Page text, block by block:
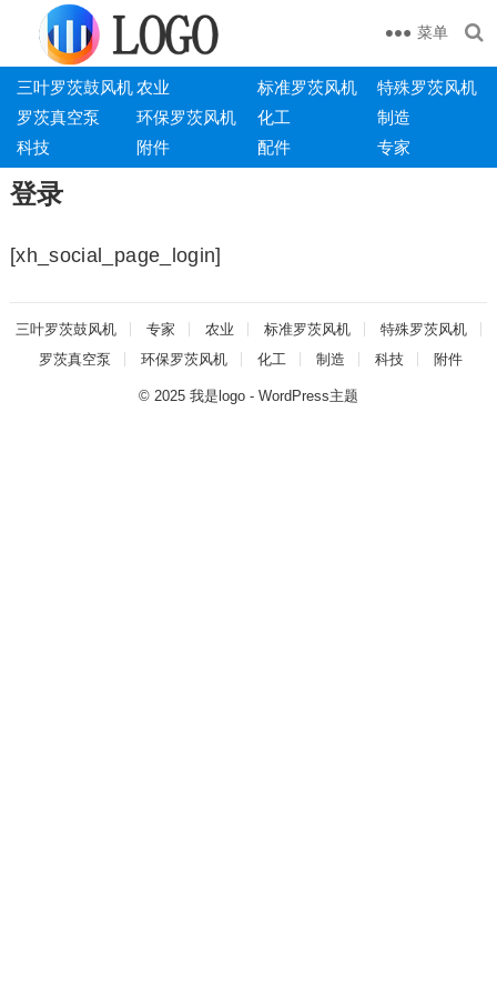
菜单
三叶罗茨鼓风机农业 标准罗茨风机
特殊罗茨风机
罗茨真空泵
环保罗茨风机 化工
制造
科技
附件 配件 专家
登录
[xh_social_page_login]
三叶罗茨鼓风机 专家 农业 标准罗茨风机
特殊罗茨风机
罗茨真空泵
环保罗茨风机 化工 制造 科技 附件
© 2025 我是logo- WordPress主题